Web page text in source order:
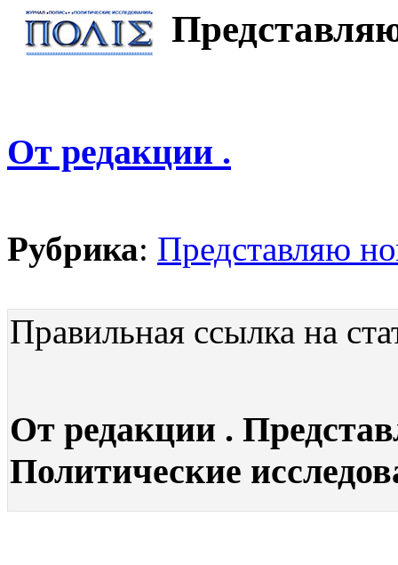
От редакции .
Рубрика: Представляю
Правильная ссылка на
От редакции .
Политические